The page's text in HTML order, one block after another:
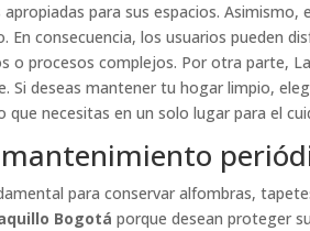
para sus espacios. Asimismo,
En consecuencia, los usuarios pueden
o procesos complejos. Por otra parte,
Si deseas mantener tu hogar limpio,
necesitas en un solo lugar para el
para conservar alfombras,
Bogotá porque desean proteger